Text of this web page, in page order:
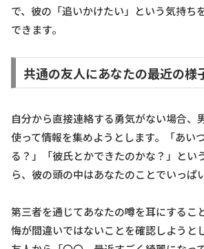
で、彼の「追いかけたい」という気持ち
できます。
共通の友人にあなたの最近の様
自分から直接連絡する勇気がない場合、
使って情報を集めようとします。「あい
る？」「彼氏とかできたのかな？」とい
ら、彼の頭の中はあなたのことでいっぱ
第三者を通じてあなたの噂を耳にするこ
悔が間違いではないことを確認しようと